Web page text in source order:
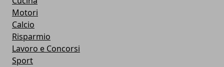
Motori
Calcio
Risparmio
Lavoro e Concorsi
Sport